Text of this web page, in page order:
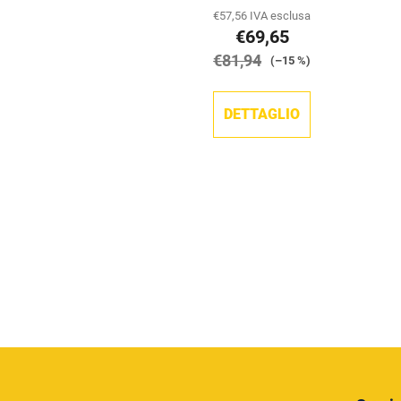
€57,56 IVA esclusa
€69,65
€81,94 (–15 %)
DETTAGLIO